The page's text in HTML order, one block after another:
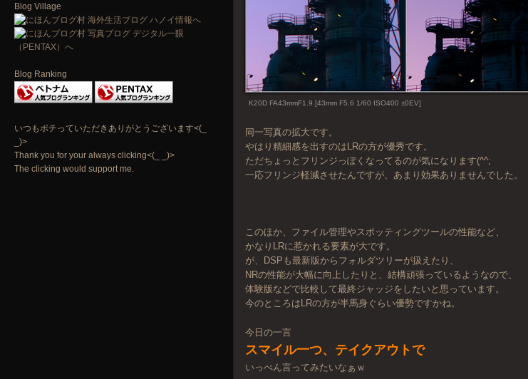
Blog Village
Blog Ranking
いつもポチっていただきありがとうございます<(_
_)>
Thank you for your always clicking<(_ _)>
The clicking would support me.
K20D FA43mmF1.9 [43mm F5.6 1/60 ISO400 ±0EV]
同一写真の拡大です。
やはり精細感を出すのはLRの方が優秀です。
ただちょっとフリンジっぽくなってるのが気になります(^^;
一応フリンジ軽減させたんですが、あまり効果ありませんでした。
このほか、ファイル管理やスポッティングツールの性能など、
かなりLRに惹かれる要素が大です。
が、DSPも最新版からフォルダツリーが扱えたり、
NRの性能が大幅に向上したりと、結構頑張っているようなので、
体験版などで比較して最終ジャッジをしたいと思っています。
今のところはLRの方が半馬身ぐらい優勢ですかね。
今日の一言
スマイル一つ、テイクアウトで
いっぺん言ってみたいなぁｗ